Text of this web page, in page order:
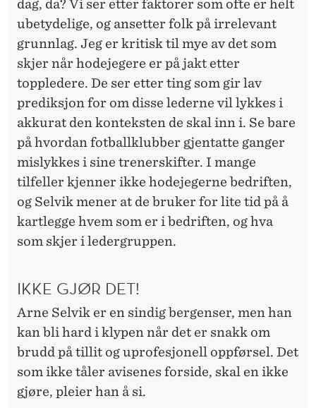
dag, da? Vi ser etter faktorer som ofte er helt
ubetydelige, og ansetter folk på irrelevant
grunnlag. Jeg er kritisk til mye av det som
skjer når hodejegere er på jakt etter
toppledere. De ser etter ting som gir lav
prediksjon for om disse lederne vil lykkes i
akkurat den konteksten de skal inn i. Se bare
på hvordan fotballklubber gjentatte ganger
mislykkes i sine trenerskifter. I mange
tilfeller kjenner ikke hodejegerne bedriften,
og Selvik mener at de bruker for lite tid på å
kartlegge hvem som er i bedriften, og hva
som skjer i ledergruppen.
IKKE GJØR DET!
Arne Selvik er en sindig bergenser, men han
kan bli hard i klypen når det er snakk om
brudd på tillit og uprofesjonell oppførsel. Det
som ikke tåler avisenes forside, skal en ikke
gjøre, pleier han å si.